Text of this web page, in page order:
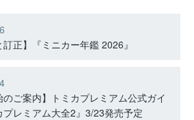
訂正】『ミニカー年鑑 2026』
のご案内】トミカプレミアム公式ガイ
プレミアム大全2』3/23発売予定